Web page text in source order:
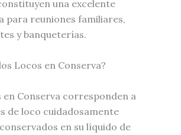
una excelente
para reuniones familiares,
y banqueterías.
Locos en Conserva?
en Conserva corresponden a
de loco cuidadosamente
en su líquido de